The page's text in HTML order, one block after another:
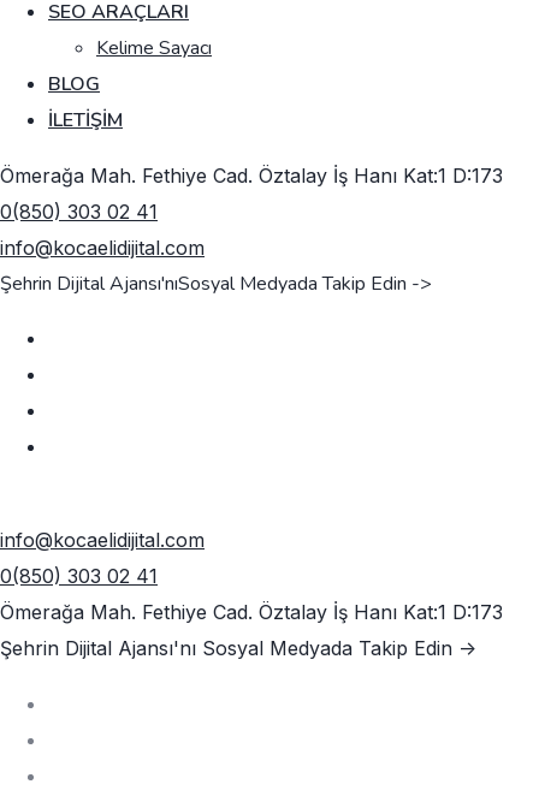
SEO ARAÇLARI
Kelime Sayacı
BLOG
İLETIŞIM
Ömerağa Mah. Fethiye Cad. Öztalay İş Hanı Kat:1 D:173
0(850) 303 02 41
info@kocaelidijital.com
Şehrin Dijital Ajansı'nıSosyal Medyada Takip Edin ->
info@kocaelidijital.com
0(850) 303 02 41
Ömerağa Mah. Fethiye Cad. Öztalay İş Hanı Kat:1 D:173
Şehrin Dijital Ajansı'nı Sosyal Medyada Takip Edin ->